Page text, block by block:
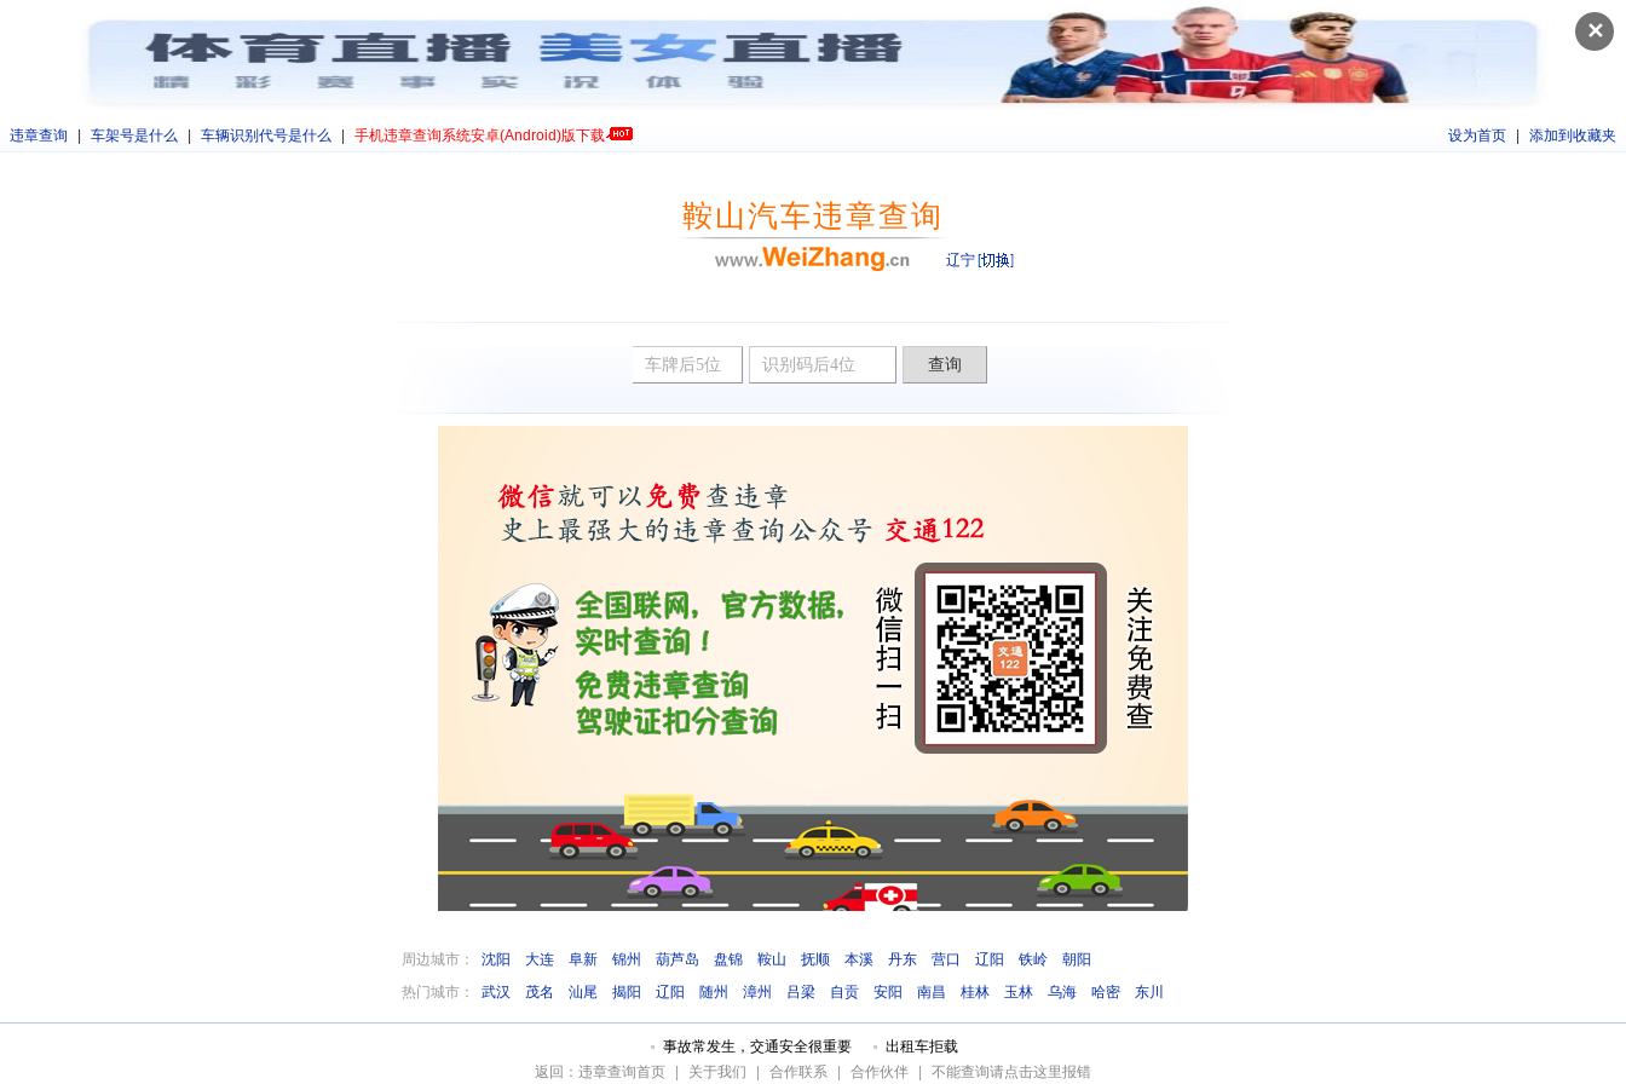
✕
设为首页 添加到收藏夹
违章查询 车架号是什么 车辆识别代号是什么 手机违章查询系统安卓(Android)版下载
鞍山汽车违章查询
违章查询网
辽宁
周边城市： 沈阳 大连 阜新 锦州 葫芦岛 盘锦 鞍山 抚顺 本溪 丹东 营口 辽阳 铁岭
朝阳
热门城市：
武汉 茂名 汕尾 揭阳 辽阳 随州 漳州 吕梁 自贡 安阳 南昌 桂林 玉林 乌海 哈密 东川
事故常发生，交通安全很重要
出租车拒载
返回：违章查询首页
关于我们 合作联系 合作伙伴 不能查询请点击这里报错